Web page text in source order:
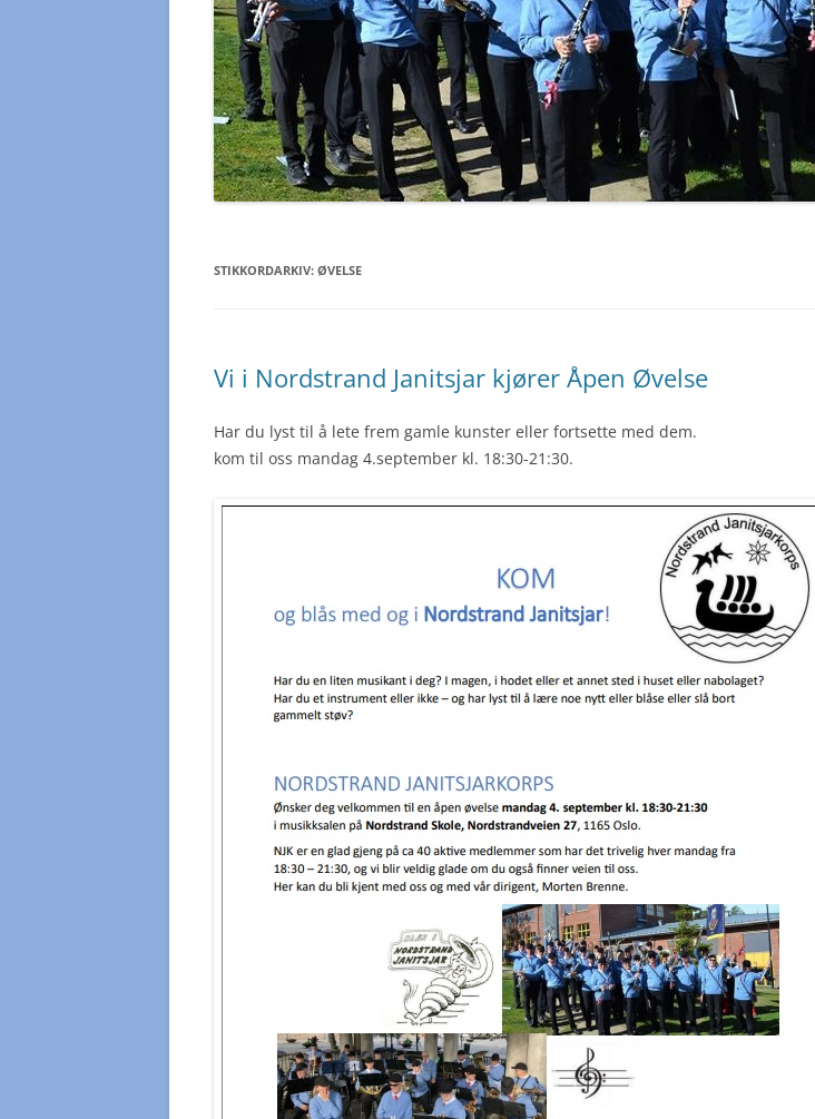
STIKKORDARKIV: ØVELSE
Vi i Nordstrand Janitsjar kjører Åpen Øvelse
Har du lyst til å lete frem gamle kunster eller fortsette med dem.
kom til oss mandag 4.september kl. 18:30-21:30.